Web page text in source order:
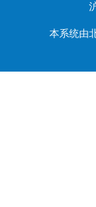
本系统由